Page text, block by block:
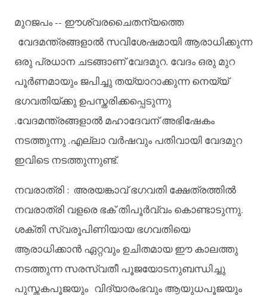
മുറജപം-- ഈശ്വരചൈതന്യത്തെ
വേദമന്ത്രങ്ങളാൽ സവിശേഷമായി ആരാധിക്കുന്ന
ഒരു പ്രധാന ചടങ്ങാണ് വേദമുറ. വേദം ഒരു മുറ
പൂർണമായും ജപിച്ചു തയ്യാറാക്കുന്ന നെയ്യ്
ഭഗവതിയ്ക്കു ഉപസ്തരിക്കപ്പെടുന്നു
.വേദമന്ത്രങ്ങളാൽ മഹാദേവന് അഭിഷേകം
നടത്തുന്നു .എല്ലാ വർഷവും പതിവായി വേദമുറ
ഇവിടെ നടത്തുന്നുണ്ട്.
നവരാത്രി : അരയങ്കാവ് ഭഗവതി ക്ഷേത്രത്തിൽ
നവരാത്രി വളരെ ഭക് തിപൂർവ്വം കൊണ്ടാടുന്നു.
ശക്തി സ്വരൂപിണിയായ ഭഗവതിയെ
ആരാധിക്കാൻ ഏറ്റവും ഉചിതമായ ഈ കാലത്തു
നടത്തുന്ന സരസ്വതീ പൂജയോടനുബന്ധിച്ചു
പുസ്തകപൂജയും വിദ്യാരംഭവും ആയുധപൂജയും